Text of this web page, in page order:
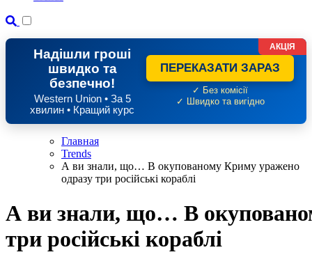
Надішли гроші
швидко та
безпечно!
Western Union • За 5
хвилин • Кращий курс
ПЕРЕКАЗАТИ ЗАРАЗ
✓ Без комісії
✓ Швидко та вигідно
АКЦІЯ
Главная
Trends
А ви знали, що… В окупованому Криму уражено
одразу три російські кораблі
А ви знали, що… В
три російські кораблі